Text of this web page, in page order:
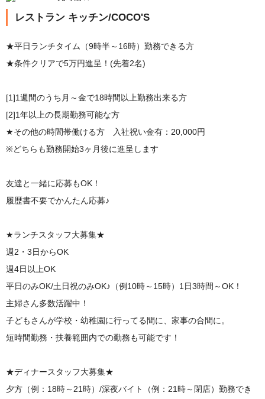
レストラン キッチン/COCO'S
★平日ランチタイム（9時半～16時）勤務できる方
★条件クリアで5万円進呈！(先着2名)
[1]1週間のうち月～金で18時間以上勤務出来る方
[2]1年以上の長期勤務可能な方
★その他の時間帯働ける方 入社祝い金有：20,000円
※どちらも勤務開始3ヶ月後に進呈します
友達と一緒に応募もOK！
履歴書不要でかんたん応募♪
★ランチスタッフ大募集★
週2・3日からOK
週4日以上OK
平日のみOK/土日祝のみOK♪（例10時～15時）1日3時間～OK！
主婦さん多数活躍中！
子どもさんが学校・幼稚園に行ってる間に、家事の合間に。
短時間勤務・扶養範囲内での勤務も可能です！
★ディナースタッフ大募集★
夕方（例：18時～21時）/深夜バイト（例：21時～閉店）勤務でき